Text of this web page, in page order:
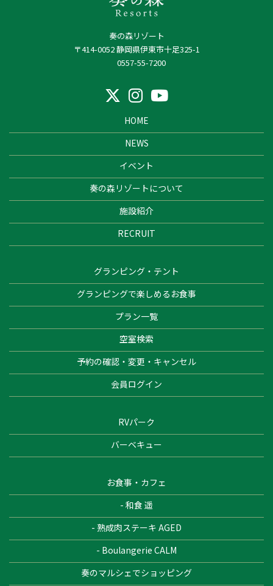
奏の森リゾート
〒414-0052 静岡県伊東市十足325-1
0557-55-7200
HOME
NEWS
イベント
奏の森リゾートについて
施設紹介
RECRUIT
グランピング・テント
グランピングで楽しめるお食事
プラン一覧
空室検索
予約の確認・変更・キャンセル
会員ログイン
RVパーク
バーベキュー
お食事・カフェ
- 和食 遥
- 熟成肉ステーキ AGED
- Boulangerie CALM
奏のマルシェでショッピング